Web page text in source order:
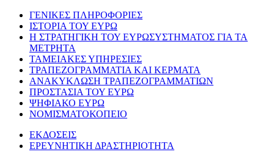
ΓΕΝΙΚΕΣ ΠΛΗΡΟΦΟΡΙΕΣ
ΙΣΤΟΡΙΑ ΤΟΥ ΕΥΡΩ
Η ΣΤΡΑΤΗΓΙΚΗ ΤΟΥ ΕΥΡΩΣΥΣΤΗΜΑΤΟΣ ΓΙΑ ΤΑ
ΜΕΤΡΗΤΑ
ΤΑΜΕΙΑΚΕΣ ΥΠΗΡΕΣΙΕΣ
ΤΡΑΠΕΖΟΓΡΑΜΜΑΤΙΑ ΚΑΙ ΚΕΡΜΑΤΑ
ΑΝΑΚΥΚΛΩΣΗ ΤΡΑΠΕΖΟΓΡΑΜΜΑΤΙΩΝ
ΠΡΟΣΤΑΣΙΑ ΤΟΥ ΕΥΡΩ
ΨΗΦΙΑΚΟ ΕΥΡΩ
ΝΟΜΙΣΜΑΤΟΚΟΠΕΙΟ
ΕΚΔΟΣΕΙΣ
ΕΡΕΥΝΗΤΙΚΗ ΔΡΑΣΤΗΡΙΟΤΗΤΑ